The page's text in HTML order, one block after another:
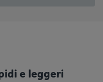
e leggeri